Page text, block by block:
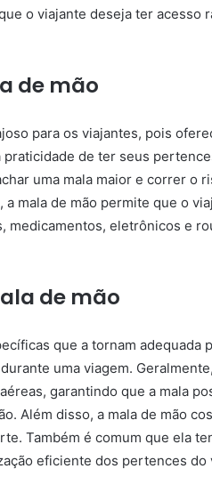
o viajante deseja ter acesso
de mão
para os viajantes, pois
de ter seus
uma mala maior e correr o
mala de mão permite que o
medicamentos, eletrônicos e
de mão
que a tornam adequada
uma viagem.
garantindo que a mala
Além disso, a mala de mão
Também é comum que ela
eficiente dos pertences do